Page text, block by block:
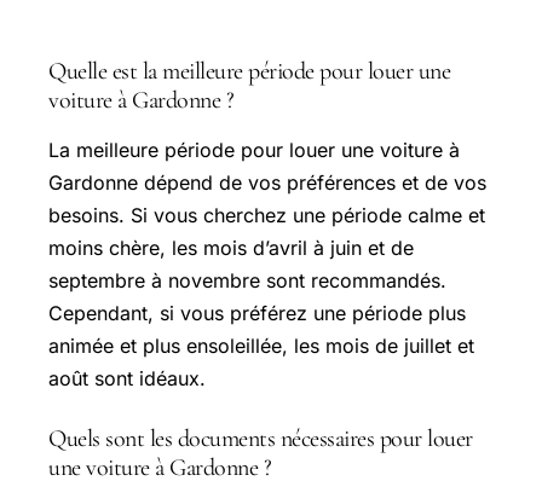
Quelle est la meilleure période pour louer une
voiture à Gardonne ?
La meilleure période pour louer une voiture à
Gardonne dépend de vos préférences et de vos
besoins. Si vous cherchez une période calme et
moins chère, les mois d’avril à juin et de
septembre à novembre sont recommandés.
Cependant, si vous préférez une période plus
animée et plus ensoleillée, les mois de juillet et
août sont idéaux.
Quels sont les documents nécessaires pour louer
une voiture à Gardonne ?